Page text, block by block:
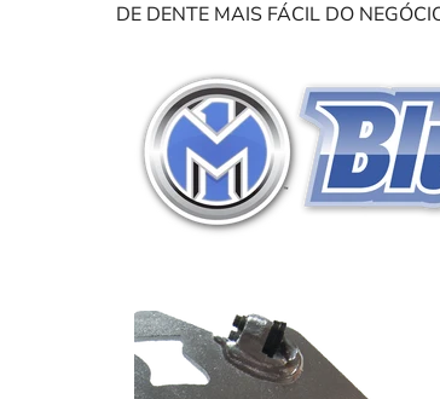
DE DENTE MAIS FÁCIL DO